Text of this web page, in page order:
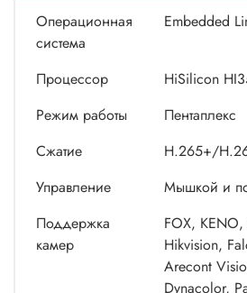
Операционная
система
Embedded
Процессор
HiSilicon
Режим работы
Пентаплекс
Сжатие
H.265+/
Управление
Мышкой и
Поддержка
камер
FOX,
Hikvision,
Arecont
Dynacolor,